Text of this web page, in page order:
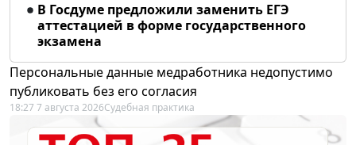
В Госдуме предложили заменить ЕГЭ
аттестацией в форме государственного
экзамена
Персональные данные медработника недопустимо
публиковать без его согласия
18:27 7 августа 2026Судебная практика